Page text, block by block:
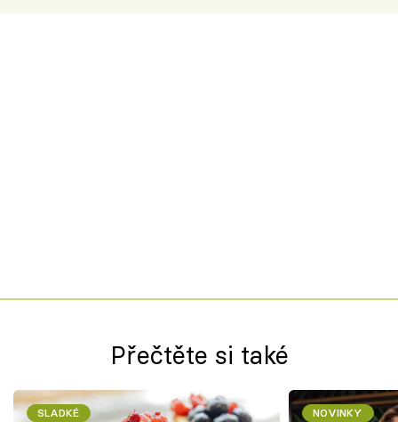
Přečtěte si také
SLADKÉ NOVINKY